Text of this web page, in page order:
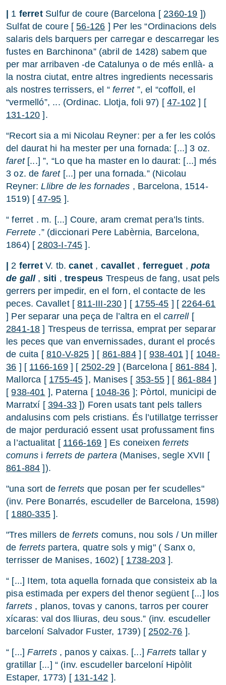
1 ferret Sulfur de coure (Barcelona [2360-19 ])
Sulfat de coure [56-126 ] Per les “Ordinacions dels
salaris dels barquers per carregar e descarregar les
fustes en Barchinona” (abril de 1428) sabem que
per mar arribaven -de Catalunya o de més enllà- a
la nostra ciutat, entre altres ingredients necessaris
als nostres terrissers, el “ferret”, el “coffoll, el
“vermelló”, ... (Ordinac. Llotja, foli 97) [47-102 ] [
131-120 ].
“Recort sia a mi Nicolau Reyner: per a fer les colós
del daurat hi ha mester per una fornada: [...] 3 oz.
faret[...] ”, “Lo que ha master en lo daurat: [...] més
3 oz. de faret[...] per una fornada.” (Nicolau
Reyner:Llibre de les fornades , Barcelona, 1514-
1519) [47-95 ].
“ ferret . m. [...] Coure, aram cremat pera’ls tints.
Ferrete .” (diccionari Pere Labèrnia, Barcelona,
1864) [2803-I-745 ].
2 ferretV. tb.canet , cavallet , ferreguet , pota
de gall, siti ,trespeus Trespeus de fang, usat pels
gerrers per impedir, en el forn, el contacte de les
peces. Cavallet [811-III-230 ] [ 1755-45 ] [2264-61
] Per separar una peça de l’altra en elcarrell[
2841-18 ] Trespeus de terrissa, emprat per separar
les peces que van envernissades, durant el procés
de cuita [ 810-V-825 ] [ 861-884] [ 938-401] [ 1048-
36 ] [ 1166-169] [ 2502-29] (Barcelona [ 861-884 ],
Mallorca [ 1755-45 ], Manises [ 353-55] [ 861-884 ]
[938-401 ], Paterna [ 1048-36 ]; Pòrtol, municipi de
Marratxí [ 394-33 ]) Foren usats tant pels tallers
andalusins com pels cristians. És l’utillatge terrisser
de major perduració essent usat profussament fins
a l’actualitat [ 1166-169 ] Es coneixenferrets
comuns i ferrets de partera(Manises, segle XVII [
861-884 ]).
"una sort deferrets que posan per fer scudelles"
(inv. Pere Bonarrés, escudeller de Barcelona, 1598)
[ 1880-335].
"Tres millers deferrets comuns, nou sols / Un miller
de ferretspartera, quatre sols y mig" ( Sanx o,
terrisser de Manises, 1602) [ 1738-203].
“ [...] Item, tota aquella fornada que consisteix ab la
pisa estimada per expers del thenor següent [...] los
farrets , planos, tovas y canons, tarros per courer
xícaras: val dos lliuras, deu sous.” (inv. escudeller
barceloní Salvador Fuster, 1739) [2502-76 ].
“ [...]Farrets, panos y caixas. [...]Farrets tallar y
gratillar [...] “ (inv. escudeller barceloní Hipòlit
Estaper, 1773) [ 131-142 ].